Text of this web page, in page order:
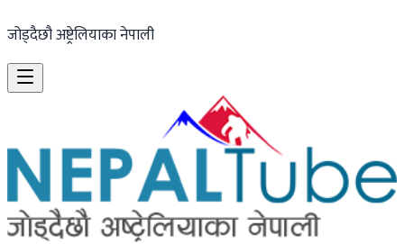
जोड्दैछौ अष्ट्रेलियाका नेपाली